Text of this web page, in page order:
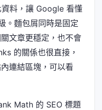
料，讓 Google 看懂
。麵包屑同時是固定
文章更穩定，也不會
的關係也很直接，
連結區塊，可以看
Math 的 SEO 標題